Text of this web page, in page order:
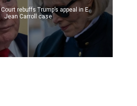
rebuffs Trump’s appeal in E.
Jean Carroll case